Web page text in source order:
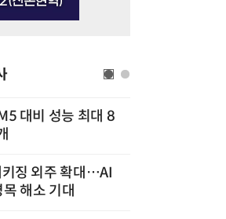
대비 성능 최대 8
징 외주 확대…AI
해소 기대